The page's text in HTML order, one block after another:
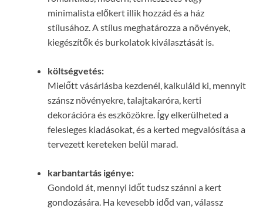
minimalista előkert illik hozzád és a ház
stílusához. A stílus meghatározza a növények,
kiegészítők és burkolatok kiválasztását is.
költségvetés:
Mielőtt vásárlásba kezdenél, kalkuláld ki, mennyit
szánsz növényekre, talajtakaróra, kerti
dekorációra és eszközökre. Így elkerülheted a
felesleges kiadásokat, és a kerted megvalósítása a
tervezett kereteken belül marad.
karbantartás igénye:
Gondold át, mennyi időt tudsz szánni a kert
gondozására. Ha kevesebb időd van, válassz